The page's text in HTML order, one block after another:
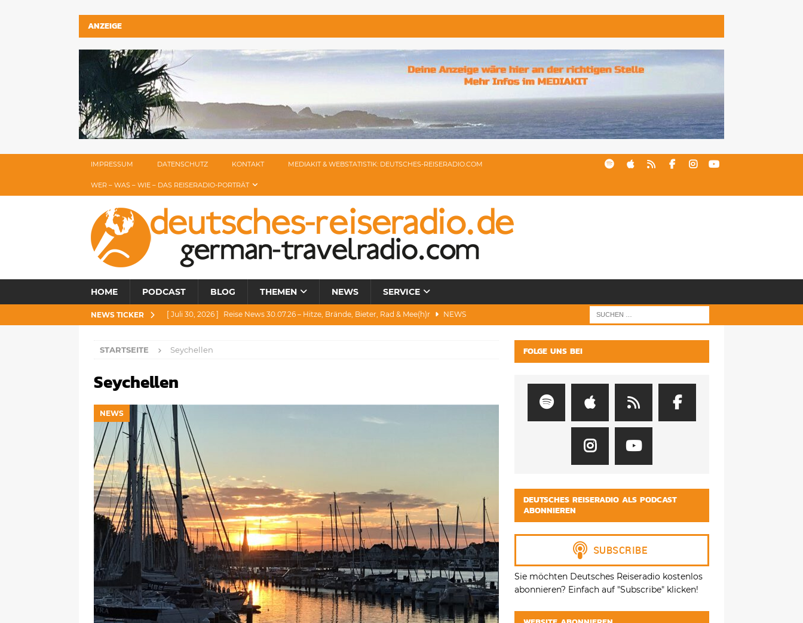
ANZEIGE
IMPRESSUM DATENSCHUTZ KONTAKT MEDIAKIT & WEBSTATISTIK: DEUTSCHES-REISERADIO.COM
WER – WAS – WIE – DAS REISERADIO-PORTRÄT
HOME PODCAST BLOG THEMEN NEWS SERVICE
NEWS TICKER [ Juli 30, 2026 ] Reise News 30.07.26 – Hitze, Brände, Bieter, Rad & Mee(h)r NEWS
[ Juli 23, 2026 ]
STARTSEITE Seychellen
Seychellen
NEWS
FOLGE UNS BEI
DEUTSCHES REISERADIO ALS PODCAST
ABONNIEREN
Sie möchten Deutsches Reiseradio kostenlos
abonnieren? Einfach auf "Subscribe" klicken!